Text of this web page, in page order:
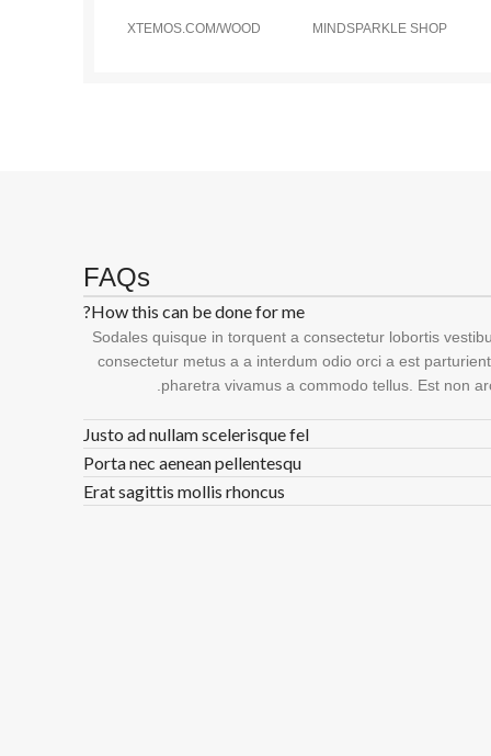
MINDSPARKLE SHOP
XTEMOS.COM/WOOD
FAQs
How this can be done for me?
Sodales quisque in torquent a consectetur lobortis
consectetur metus a a interdum odio orci a est
pharetra vivamus a commodo tellus. Est non
Justo ad nullam scelerisque fel
Porta nec aenean pellentesqu
Erat sagittis mollis rhoncus